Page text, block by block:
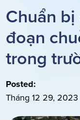
Chuẩn
đoạn
trong
Posted:
Tháng 12 29, 2023